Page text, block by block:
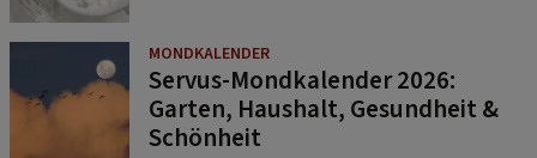
MONDKALENDER
Servus-Mondkalender 2026:
Garten, Haushalt, Gesundheit &
Schönheit